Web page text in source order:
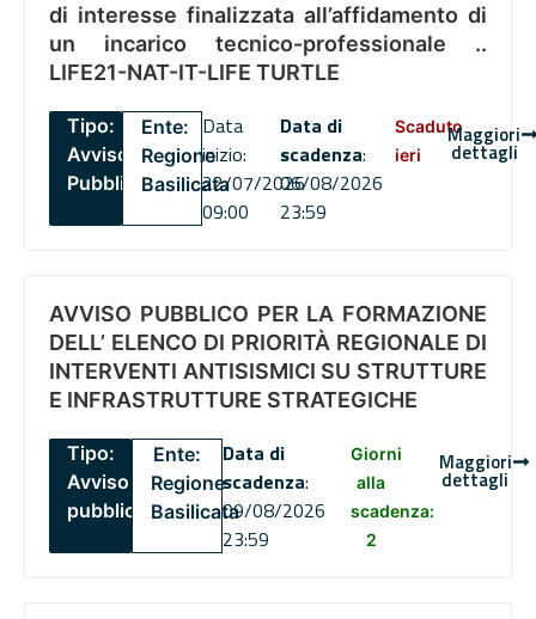
di interesse finalizzata all’affidamento di
un incarico tecnico-professionale ..
LIFE21-NAT-IT-LIFE TURTLE
Tipo:
Avviso
Pubblico
Ente:
Regione
Basilicata
Data
inizio:
22/07/2026
09:00
Data di
scadenza:
06/08/2026
23:59
Scaduto
ieri
Maggiori
dettagli
AVVISO PUBBLICO PER LA FORMAZIONE
DELL’ ELENCO DI PRIORITÀ REGIONALE DI
INTERVENTI ANTISISMICI SU STRUTTURE
E INFRASTRUTTURE STRATEGICHE
Tipo:
Avviso
pubblico
Ente:
Regione
Basilicata
Data di
scadenza:
09/08/2026
23:59
Giorni
alla
scadenza:
2
Maggiori
dettagli